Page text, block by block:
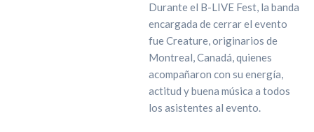
Durante el B-LIVE Fest, la banda
encargada de cerrar el evento
fue Creature, originarios de
Montreal, Canadá, quienes
acompañaron con su energía,
actitud y buena música a todos
los asistentes al evento.